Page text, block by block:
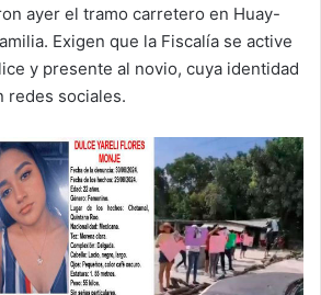
ayer el tramo carretero en Huay-
Exigen que la Fiscalía se active
y presente al novio, cuya identidad
redes sociales.